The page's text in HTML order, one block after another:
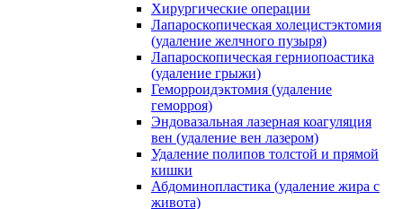
Хирургические операции
Лапароскопическая холецистэктомия
(удаление желчного пузыря)
Лапароскопическая герниопоастика
(удаление грыжи)
Геморроидэктомия (удаление
геморроя)
Эндовазальная лазерная коагуляция
вен (удаление вен лазером)
Удаление полипов толстой и прямой
кишки
Абдоминопластика (удаление жира с
живота)